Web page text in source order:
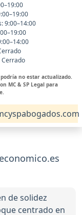
9:00–14:00
no estar actualizado.
MC & SP Legal para
de solidez
centrado en